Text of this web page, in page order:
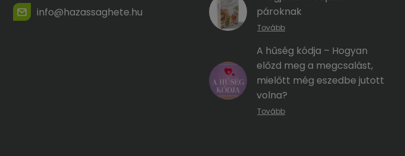
info@hazassaghete.hu
pároknak
Tovább
A hűség kódja – Hogyan
előzd meg a megcsalást,
mielőtt még eszedbe jutott
volna?
Tovább